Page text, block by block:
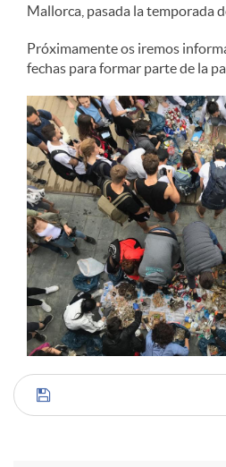
Mallorca, pasada la temporada
Próximamente os iremos
fechas para formar parte de la
C